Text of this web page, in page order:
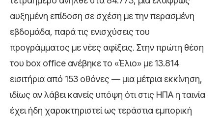
αυξημένη επίδοση σε σχέση με την περασμένη
εβδομάδα, παρά τις ενισχύσεις του
προγράμματος με νέες αφίξεις. Στην πρώτη θέση
του box office ανέβηκε το «Έλιο» με 13.814
εισιτήρια από 153 οθόνες — μια μέτρια εκκίνηση,
ιδίως αν λάβει κανείς υπόψη ότι στις ΗΠΑ η ταινία
έχει ήδη χαρακτηριστεί ως τεράστια εμπορική